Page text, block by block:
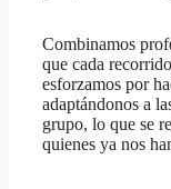
Combinamos
que cada
esforzamos por
adaptándonos a
grupo, lo que se
quienes ya nos